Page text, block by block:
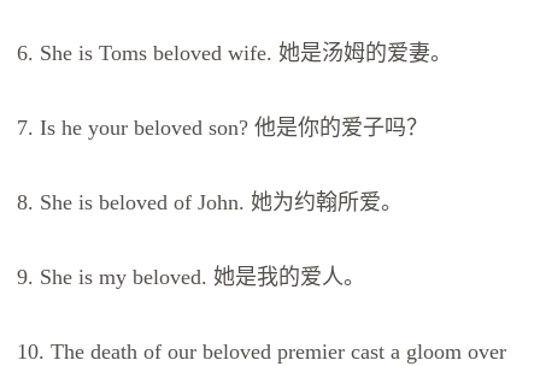
6. She is Toms beloved wife. 她是汤姆的爱妻。
7. Is he your beloved son? 他是你的爱子吗？
8. She is beloved of John. 她为约翰所爱。
9. She is my beloved. 她是我的爱人。
10. The death of our beloved premier cast a gloom over